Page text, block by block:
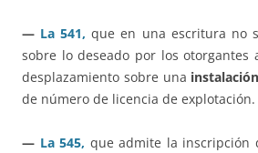
— La 541, que en una escritura no
sobre lo deseado por los otorgantes
desplazamiento sobre una
de número de licencia de explotación.
— La 545, que admite la inscripción